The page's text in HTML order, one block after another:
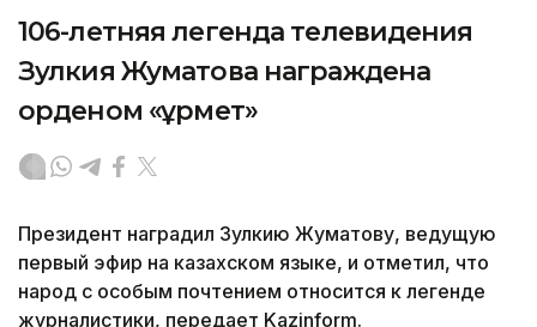
106-летняя легенда телевидения
Зулкия Жуматова награждена
орденом «Құрмет»
Президент наградил Зулкию Жуматову, ведущую
первый эфир на казахском языке, и отметил, что
народ с особым почтением относится к легенде
журналистики, передает Kazinform.